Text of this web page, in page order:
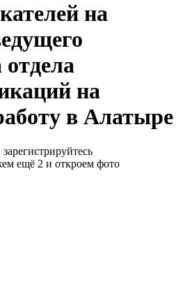
на
отдела
на
в Алатыре
ещё 2 и откроем фото